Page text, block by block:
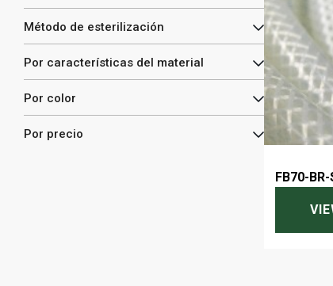
Método de esterilización
Por características del material
Por color
Por precio
FB70-BR-